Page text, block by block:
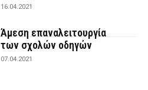
16.04.2021
Άμεση επαναλειτουργία
των σχολών οδηγών
07.04.2021